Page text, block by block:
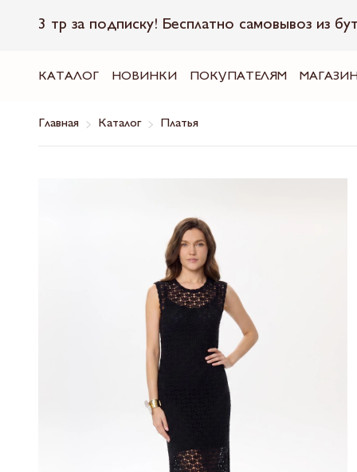
3 тр за подписку! Бесплатно самовывоз из
КАТАЛОГ НОВИНКИ ПОКУПАТЕЛЯМ
Главная Каталог Платья